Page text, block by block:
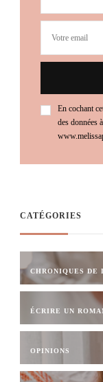
En cochant
des données
CATÉGORIES
CHRONIQUES DE
ÉCRIRE UN
OPINIONS